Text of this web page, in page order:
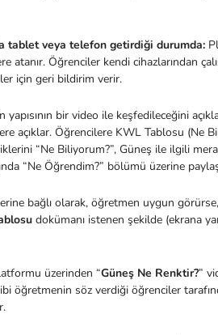
tablet veya telefon getirdiği durumda:
atanır. Öğrenciler kendi cihazlarından
için geri bildirim verir.
yapısının bir video ile keşfedileceğini
açıklar. Öğrencilere KWL Tablosu (Ne
“Ne Biliyorum?”, Güneş ile ilgili
“Ne Öğrendim?” bölümü üzerine
bağlı olarak, öğretmen uygun
dokümanı istenen şekilde (ekrana
üzerinden “Güneş Ne Renktir?”
öğretmenin söz verdiği öğrenciler